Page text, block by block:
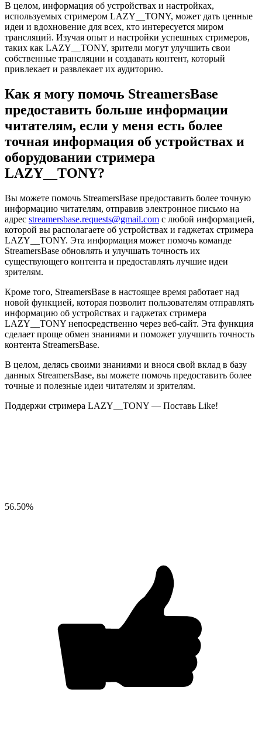
В целом, информация об устройствах и настройках,
используемых стримером LAZY__TONY, может дать ценные
идеи и вдохновение для всех, кто интересуется миром
трансляций. Изучая опыт и настройки успешных стримеров,
таких как LAZY__TONY, зрители могут улучшить свои
собственные трансляции и создавать контент, который
привлекает и развлекает их аудиторию.
Как я могу помочь StreamersBase
предоставить больше информации
читателям, если у меня есть более
точная информация об устройствах и
оборудовании стримера
LAZY__TONY?
Вы можете помочь StreamersBase предоставить более точную
информацию читателям, отправив электронное письмо на
адрес streamersbase.requests@gmail.com с любой информацией,
которой вы располагаете об устройствах и гаджетах стримера
LAZY__TONY. Эта информация может помочь команде
StreamersBase обновлять и улучшать точность их
существующего контента и предоставлять лучшие идеи
зрителям.
Кроме того, StreamersBase в настоящее время работает над
новой функцией, которая позволит пользователям отправлять
информацию об устройствах и гаджетах стримера
LAZY__TONY непосредственно через веб-сайт. Эта функция
сделает проще обмен знаниями и поможет улучшить точность
контента StreamersBase.
В целом, делясь своими знаниями и внося свой вклад в базу
данных StreamersBase, вы можете помочь предоставить более
точные и полезные идеи читателям и зрителям.
Поддержи стримера LAZY__TONY — Поставь Like!
56.50%